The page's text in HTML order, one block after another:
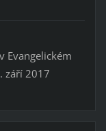
Evangelickém
září 2017